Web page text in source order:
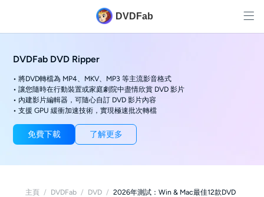
DVDFab
DVDFab DVD Ripper
• 將DVD轉檔為 MP4、MKV、MP3 等主流影音格式
• 讓您隨時在行動裝置或家庭劇院中盡情欣賞 DVD 影片
• 內建影片編輯器，可隨心自訂 DVD 影片內容
• 支援 GPU 緩衝加速技術，實現極速批次轉檔
免費下載 了解更多
主頁 / DVDFab / DVD / 2026年測試：Win & Mac最佳12款DVD